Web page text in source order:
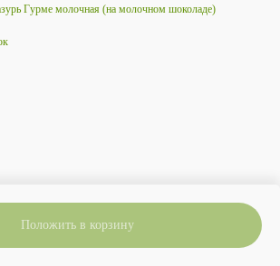
Положить в корзину
Гурме молочная (на молочном шоколаде)